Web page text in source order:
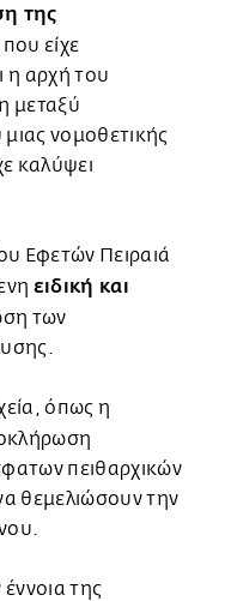
της
που είχε
η αρχή του
μεταξύ
νομοθετικής
καλύψει
Εφετών Πειραιά
ειδική και
των
όπως η
πειθαρχικών
θεμελιώσουν την
της